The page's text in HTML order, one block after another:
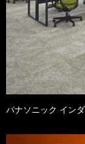
パナソニック イン